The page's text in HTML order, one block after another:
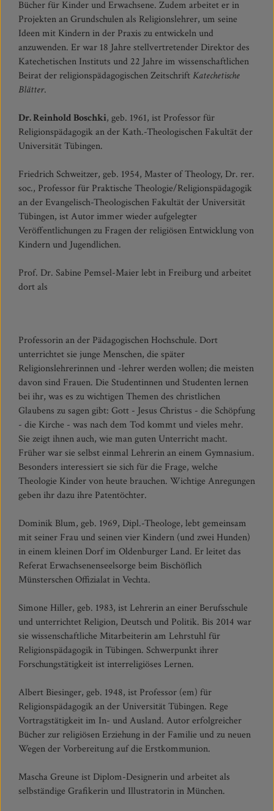
Bücher für Kinder und Erwachsene. Zudem arbeitet er in
Projekten an Grundschulen als Religionslehrer, um seine
Ideen mit Kindern in der Praxis zu entwickeln und
anzuwenden. Er war 18 Jahre stellvertretender Direktor des
Katechetischen Instituts und 22 Jahre im wissenschaftlichen
Beirat der religionspädagogischen ZeitschriftKatechetische
Blätter.
Dr. Reinhold Boschki, geb. 1961, ist Professor für
Religionspädagogik an der Kath.-Theologischen Fakultät der
Universität Tübingen.
Friedrich Schweitzer, geb. 1954, Master of Theology, Dr. rer.
soc., Professor für Praktische Theologie/Religionspädagogik
an der Evangelisch-Theologischen Fakultät der Universität
Tübingen, ist Autor immer wieder aufgelegter
Veröffentlichungen zu Fragen der religiösen Entwicklung von
Kindern und Jugendlichen.
Prof. Dr. Sabine Pemsel-Maier lebt in Freiburg und arbeitet
dort als
Professorin an der Pädagogischen Hochschule. Dort
unterrichtet sie junge Menschen, die später
Religionslehrerinnen und -lehrer werden wollen; die meisten
davon sind Frauen. Die Studentinnen und Studenten lernen
bei ihr, was es zu wichtigen Themen des christlichen
Glaubens zu sagen gibt: Gott - Jesus Christus - die Schöpfung
- die Kirche - was nach dem Tod kommt und vieles mehr.
Sie zeigt ihnen auch, wie man guten Unterricht macht.
Früher war sie selbst einmal Lehrerin an einem Gymnasium.
Besonders interessiert sie sich für die Frage, welche
Theologie Kinder von heute brauchen. Wichtige Anregungen
geben ihr dazu ihre Patentöchter.
Dominik Blum, geb. 1969, Dipl.-Theologe, lebt gemeinsam
mit seiner Frau und seinen vier Kindern (und zwei Hunden)
in einem kleinen Dorf im Oldenburger Land. Er leitet das
Referat Erwachsenenseelsorge beim Bischöflich
Münsterschen Offizialat in Vechta.
Simone Hiller, geb. 1983, ist Lehrerin an einer Berufsschule
und unterrichtet Religion, Deutsch und Politik. Bis 2014 war
sie wissenschaftliche Mitarbeiterin am Lehrstuhl für
Religionspädagogik in Tübingen. Schwerpunkt ihrer
Forschungstätigkeit ist interreligiöses Lernen.
Albert Biesinger, geb. 1948, ist Professor (em) für
Religionspädagogik an der Universität Tübingen. Rege
Vortragstätigkeit im In- und Ausland. Autor erfolgreicher
Bücher zur religiösen Erziehung in der Familie und zu neuen
Wegen der Vorbereitung auf die Erstkommunion.
Mascha Greune ist Diplom-Designerin und arbeitet als
selbständige Grafikerin und Illustratorin in München.